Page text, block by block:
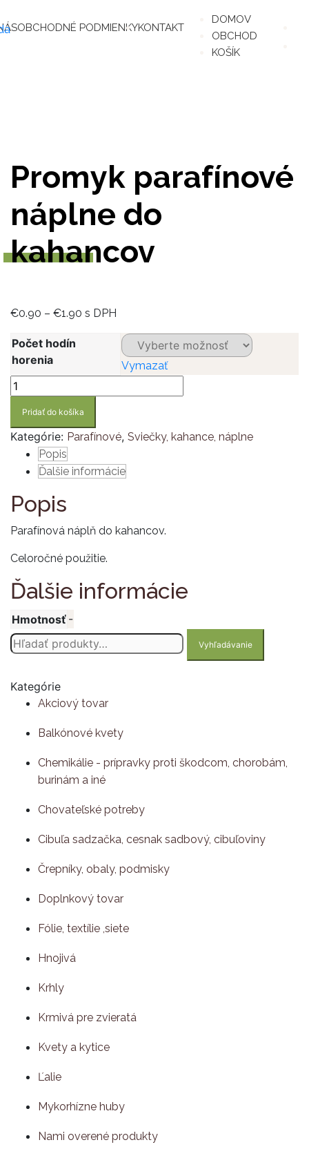
OBCHODNÉ PODMIENKYKONTAKT
DOMOV
OBCHOD
KOŠÍK
Promyk parafínové
náplne do
kahancov
€0.90 – €1.90 Price
€1.90
s DPH
Počet hodín
horenia
Vymazať
množstvo
Promyk
parafínové
náplne
kahancov
Pridať do košíka
Kategórie: Parafínové, Sviečky, kahance, náplne
Popis
Ďalšie informácie
Popis
Parafínová náplň do kahancov.
Celoročné použitie.
Ďalšie informácie
Hmotnosť -
Hľadať:
Vyhľadávanie
Kategórie
Akciový tovar
Balkónové kvety
Chemikálie - prípravky proti škodcom, chorobám,
burinám a iné
Chovateľské potreby
Cibuľa sadzačka, cesnak sadbový, cibuľoviny
Črepníky, obaly, podmisky
Doplnkový tovar
Fólie, textílie ,siete
Hnojivá
Krhly
Krmivá pre zvieratá
Kvety a kytice
Ľalie
Mykorhízne huby
Nami overené produkty